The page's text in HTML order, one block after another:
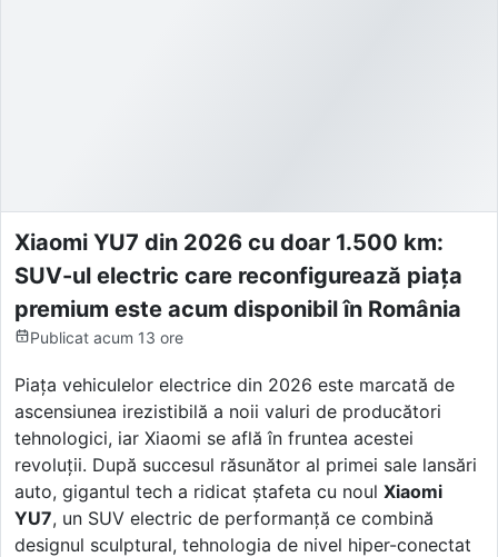
Xiaomi YU7 din 2026 cu doar 1.500 km:
SUV-ul electric care reconfigurează piața
premium este acum disponibil în România
Publicat acum 13 ore
Piața vehiculelor electrice din 2026 este marcată de
ascensiunea irezistibilă a noii valuri de producători
tehnologici, iar Xiaomi se află în fruntea acestei
revoluții. După succesul răsunător al primei sale lansări
auto, gigantul tech a ridicat ștafeta cu noul Xiaomi
YU7, un SUV electric de performanță ce combină
designul sculptural, tehnologia de nivel hiper-conectat